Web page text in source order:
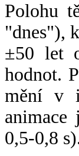
Polohu
"dnes"),
±50 let
hodnot.
mění v
animace
0,5-0,8